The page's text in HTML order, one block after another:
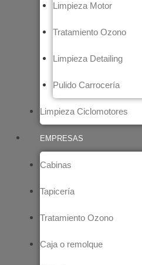
Limpieza Motor
Tratamiento Ozono
Limpieza Detailing
Pulido Carrocería
Limpieza Ciclomotores
EMPRESAS
Cabinas
Tapicería
Tratamiento Ozono
Caja o remolque